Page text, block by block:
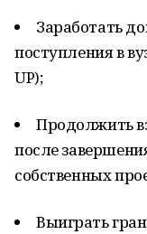
Заработать
поступления в
UP);
Продолжить
после
собственных
Выиграть